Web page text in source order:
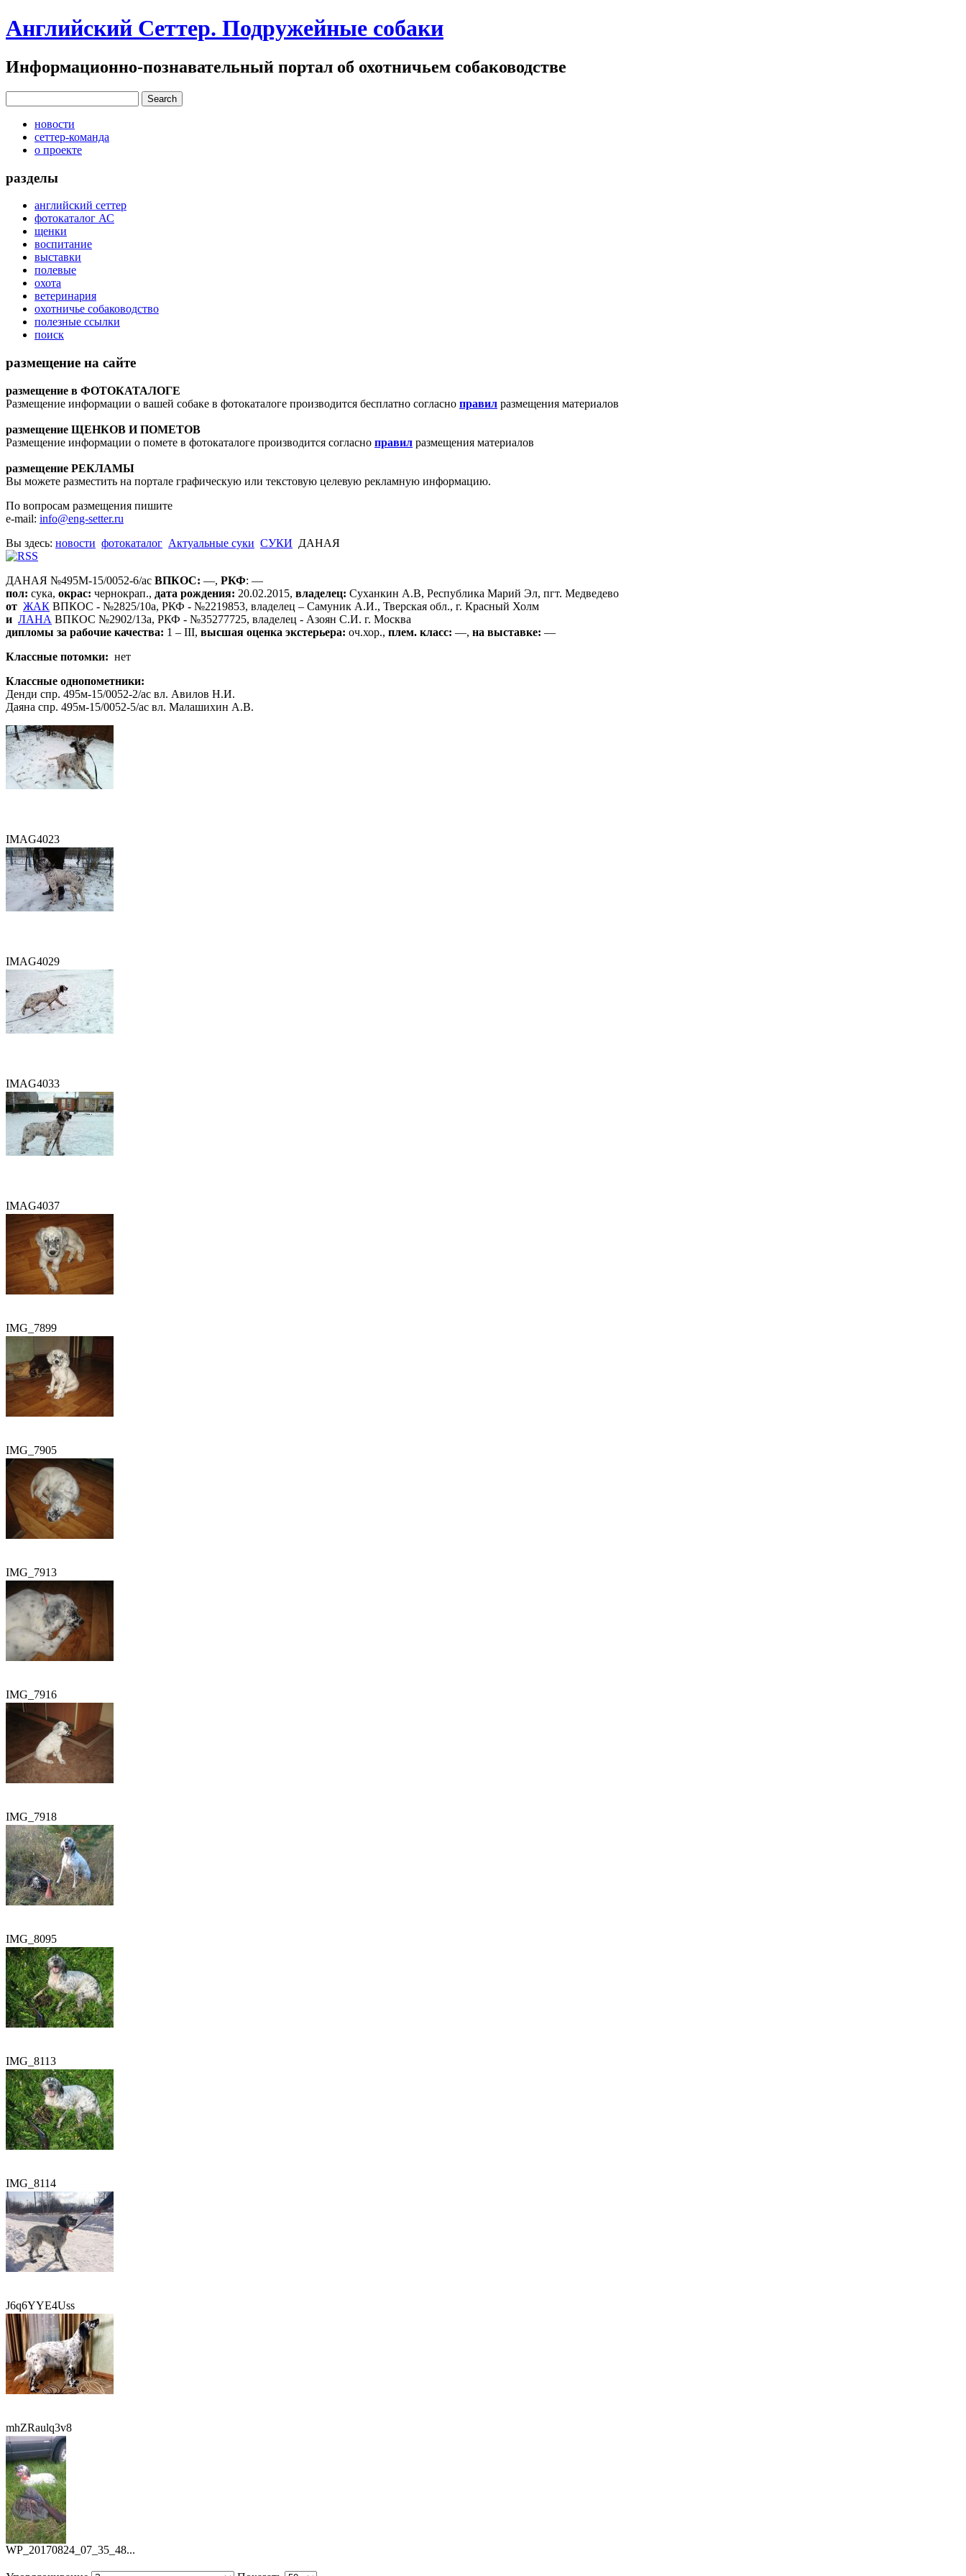
Английский Сеттер. Подружейные собаки
Информационно-познавательный портал об охотничьем собаководстве
новости
сеттер-команда
о проекте
разделы
английский сеттер
фотокаталог АС
щенки
воспитание
выставки
полевые
охота
ветеринария
охотничье собаководство
полезные ссылки
поиск
размещение на сайте
размещение в ФОТОКАТАЛОГЕ
Размещение информации о вашей собаке в фотокаталоге производится бесплатно согласно правил размещения материалов
размещение ЩЕНКОВ И ПОМЕТОВ
Размещение информации о помете в фотокаталоге производится согласно правил размещения материалов
размещение РЕКЛАМЫ
Вы можете разместить на портале графическую или текстовую целевую рекламную информацию.
По вопросам размещения пишите
e-mail: info@eng-setter.ru
Вы здесь: новости фотокаталог Актуальные суки СУКИ ДАНАЯ
ДАНАЯ №495М-15/0052-6/ас ВПКОС: —, РКФ: —
пол: сука, окрас: чернокрап., дата рождения: 20.02.2015, владелец: Суханкин А.В, Республика Марий Эл, пгт. Медведево
от ЖАК ВПКОС - №2825/10а, РКФ - №2219853, владелец – Самуник А.И., Тверская обл., г. Красный Холм
и ЛАНА ВПКОС №2902/13а, РКФ - №35277725, владелец - Азоян С.И. г. Москва
дипломы за рабочие качества: 1 – III, высшая оценка экстерьера: оч.хор., плем. класс: —, на выставке: —
Классные потомки: нет
Классные однопометники:
Денди спр. 495м-15/0052-2/ас вл. Авилов Н.И.
Даяна спр. 495м-15/0052-5/ас вл. Малашихин А.В.
IMAG4023
IMAG4029
IMAG4033
IMAG4037
IMG_7899
IMG_7905
IMG_7913
IMG_7916
IMG_7918
IMG_8095
IMG_8113
IMG_8114
J6q6YYE4Uss
mhZRaulq3v8
WP_20170824_07_35_48...